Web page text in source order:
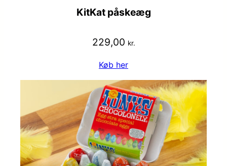
KitKat påskeæg
229,00 kr.
Køb her